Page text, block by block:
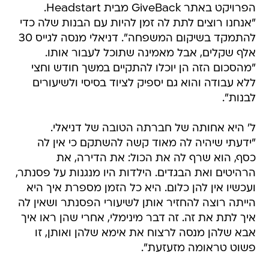
הפרויקט באתר GiveBack מבית Headstart.
"אנחנו רוצים לתת לה זמן להיות עם הבנות שלה כדי
להתמקד בשיקום המשפחה". דניאלי מנסה לגייס 30
אלף שקלים, אבל מאמינה שתוכל לעבור אותו.
"מהסכום הזה הן יוכלו להתקיים במשך חודש וחצי
ללא עבודה והוא גם יספיק לציוד בסיסי ולשיעורים
לבנות".
ל' היא אחותה של חברתה הטובה של דניאלי.
"ידעתי שיהיה לה מאוד קשה להשתקם כי אין לה
כסף, הוא שרף לה את הכול: את הדירה, את
הרהיטים ואת הבגדים. הילדות היו מנגנות על פסנתר,
ועכשיו אין להן כלום. היא כל הזמן מספרת איך היא
הייתה רוצה להחזיר אותן לשיעורי הפסנתר ושאין לה
איך לתת את זה. זה דבר מינימלי, אחרי שהן ראו איך
אבא שלהן מנסה לרצוח את אימא שלהן ואותן, זו
פשוט טראומה מזעזעת".